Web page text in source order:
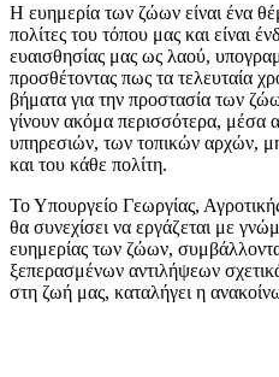
Η ευημερία των ζώων είναι ένα
πολίτες του τόπου μας και είναι
ευαισθησίας μας ως λαού,
προσθέτοντας πως τα τελευταία
βήματα για την προστασία των
γίνουν ακόμα περισσότερα, μέσα
υπηρεσιών, των τοπικών αρχών,
και του κάθε πολίτη.
Το Υπουργείο Γεωργίας,
θα συνεχίσει να εργάζεται με
ευημερίας των ζώων,
ξεπερασμένων αντιλήψεων
στη ζωή μας, καταλήγει η